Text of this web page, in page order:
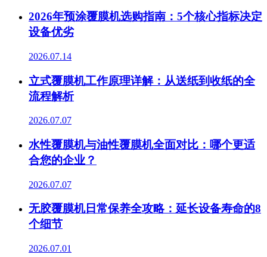
2026年预涂覆膜机选购指南：5个核心指标决定
设备优劣
2026.07.14
立式覆膜机工作原理详解：从送纸到收纸的全
流程解析
2026.07.07
水性覆膜机与油性覆膜机全面对比：哪个更适
合您的企业？
2026.07.07
无胶覆膜机日常保养全攻略：延长设备寿命的8
个细节
2026.07.01